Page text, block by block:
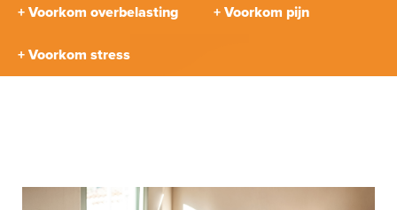
+ Voorkom overbelasting + Voorkom pijn
+ Voorkom stress